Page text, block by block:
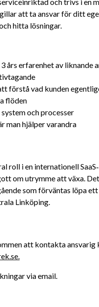
att ta ansvar för ditt
hitta lösningar.
års erfarenhet av
förstå vad kunden
flöden
och processer
man hjälper varandra
roll i en internationell
om utrymme att växa.
som förväntas löpa
Linköping.
att kontakta
e.
via email.